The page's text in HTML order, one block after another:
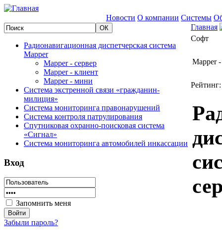
Новости О компании Системы
Радионавигационная диспетчерская система
Mapper
Mapper - сервер
Mapper - клиент
Mapper - мини
Система экстренной связи «гражданин-
милиция»
Система мониторинга правонарушений
Система контроля патрулирования
Спутниковая охранно-поисковая система
«Сигнал»
Система мониторинга автомобилей инкассации
Вход
Запомнить меня
Забыли пароль?
Главная
Софт
Mapper -
Рейтинг: